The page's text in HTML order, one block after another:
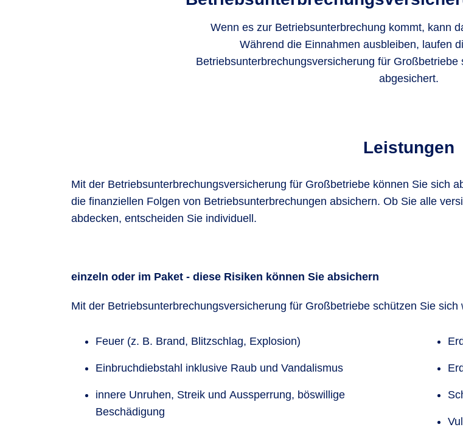
Wenn es zur Betriebsunterbrechung kommt, kann
Während die Einnahmen ausbleiben, laufen
Betriebsunterbrechungsversicherung für
abgesichert.
Leistungen
Mit der Betriebsunterbrechungsversicherung für Großbetriebe können Sie sich
die finanziellen Folgen von Betriebsunterbrechungen absichern. Ob Sie alle
abdecken, entscheiden Sie individuell.
einzeln oder im Paket - diese Risiken können Sie absichern
Mit der Betriebsunterbrechungsversicherung für Großbetriebe schützen Sie
Feuer (z. B. Brand, Blitzschlag, Explosion)
Einbruchdiebstahl inklusive Raub und Vandalismus
innere Unruhen, Streik und Aussperrung, böswillige
Beschädigung